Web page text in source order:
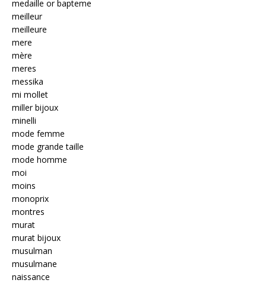
medaille or bapteme
meilleur
meilleure
mere
mère
meres
messika
mi mollet
miller bijoux
minelli
mode femme
mode grande taille
mode homme
moi
moins
monoprix
montres
murat
murat bijoux
musulman
musulmane
naissance